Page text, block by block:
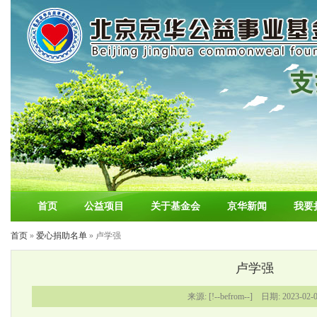
首页 公益项目 关于基金会 京华新闻 我要
首页 » 爱心捐助名单 » 卢学强
卢学强
来源: [!--befrom--] 日期: 2023-02-